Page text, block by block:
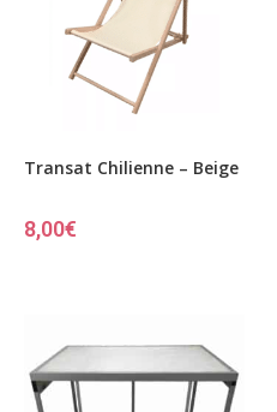
Transat Chilienne – Beige
8,00€